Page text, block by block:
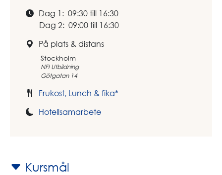
Dag 1: 09:30 till 16:30
Dag 2: 09:00 till 16:30
På plats & distans
Stockholm
NFI Utbildning
Götgatan 14
Frukost, Lunch & fika*
Hotellsamarbete
Kursmål